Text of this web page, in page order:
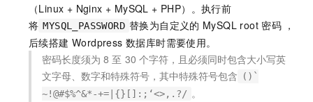
（Linux + Nginx + MySQL + PHP）。执行前
将 MYSQL_PASSWORD 替换为自定义的 MySQL root 密码 ，
后续搭建 Wordpress 数据库时需要使用。
密码长度须为 8 至 30 个字符，且必须同时包含大小写英
文字母、数字和特殊符号，其中特殊符号包含
()`
~!@#$%^&*-+=|{}[]:;‘<>,.?/ 。